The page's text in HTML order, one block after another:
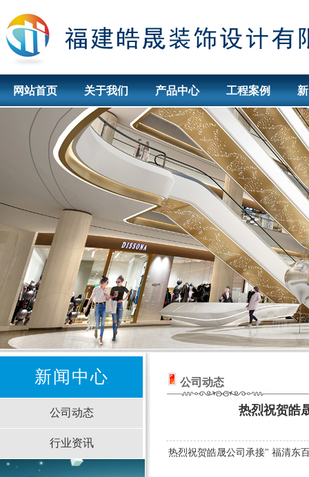
网站首页 关于我们 产品中心 工程案例
新闻中心
公司动态
行业资讯
公司动态
热烈祝贺皓
热烈祝贺皓晟公司承接" 福清东